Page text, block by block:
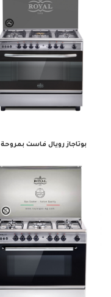
بوتاجاز رويال فاست بمروحة